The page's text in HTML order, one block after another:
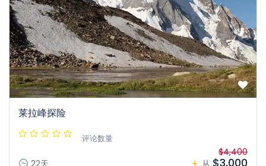
莱拉峰探险
:评论数量
$4,400
$3,000